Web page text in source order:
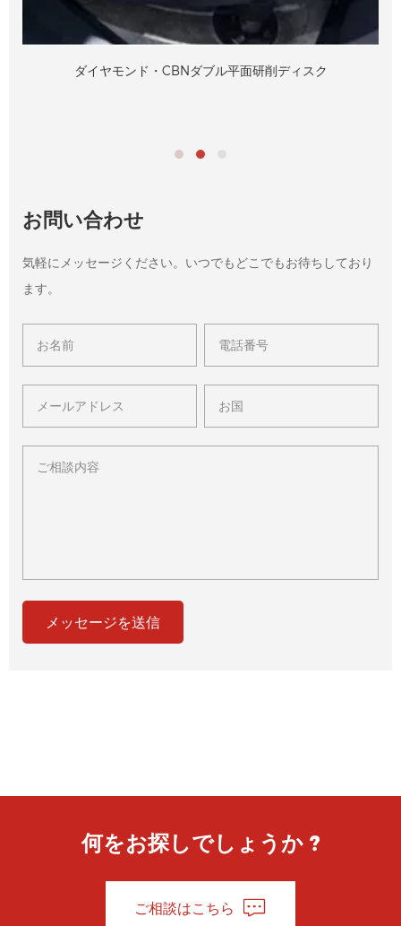
ダイヤモンド・CBNダブル平面研削ディスク
お問い合わせ
気軽にメッセージください。いつでもどこでもお待ちしており
ます。
メッセージを送信
何をお探しでしょうか ?
ご相談はこちら